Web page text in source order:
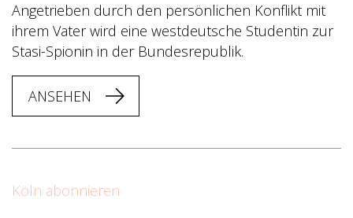
Angetrieben durch den persönlichen Konflikt mit
ihrem Vater wird eine westdeutsche Studentin zur
Stasi-Spionin in der Bundesrepublik.
ANSEHEN
Köln abonnieren